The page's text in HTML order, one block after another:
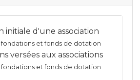
initiale d'une association
fondations et fonds de dotation
versées aux associations
fondations et fonds de dotation